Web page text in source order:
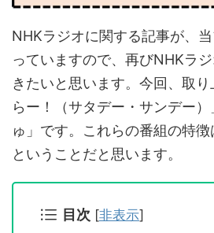
NHKラジオに関する記事が、
っていますので、再びNHKラ
きたいと思います。今回、取
らー！（サタデー・サンデー
ゅ」です。これらの番組の特
ということだと思います。
目次 [非表示]